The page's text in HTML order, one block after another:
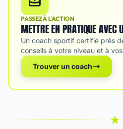
PASSEZ À L'ACTION
METTRE EN PRATIQUE AVEC
Un coach sportif certifié près
conseils à votre niveau et à
Trouver un coach
★